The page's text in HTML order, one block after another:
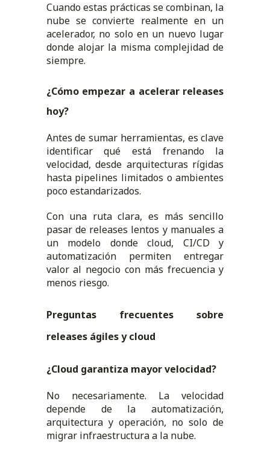
Cuando estas prácticas se combinan, la
nube se convierte realmente en un
acelerador, no solo en un nuevo lugar
donde alojar la misma complejidad de
siempre.
¿Cómo empezar a acelerar releases
hoy?
Antes de sumar herramientas, es clave
identificar qué está frenando la
velocidad, desde arquitecturas rígidas
hasta pipelines limitados o ambientes
poco estandarizados.
Con una ruta clara, es más sencillo
pasar de releases lentos y manuales a
un modelo donde cloud, CI/CD y
automatización permiten entregar
valor al negocio con más frecuencia y
menos riesgo.
Preguntas frecuentes sobre
releases ágiles y cloud
¿Cloud garantiza mayor velocidad?
No necesariamente. La velocidad
depende de la automatización,
arquitectura y operación, no solo de
migrar infraestructura a la nube.